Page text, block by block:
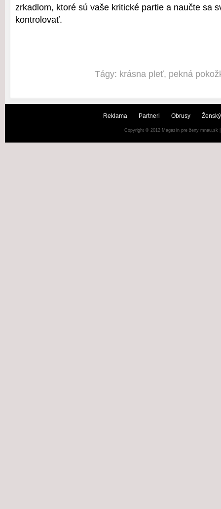
zrkadlom, ktoré sú vaše kritické partie a naučte sa
kontrolovať.
Tágy: krásna pleť, pekná
Reklama Partneri Obrusy
Copyright © 2012 Magazín pre ženy mnau.sk